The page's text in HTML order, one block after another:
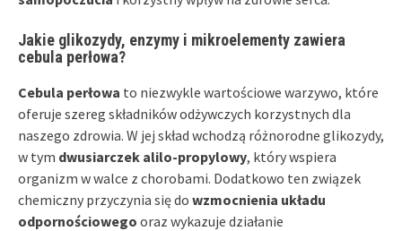
Jakie glikozydy, enzymy i mikroelementy zawiera
cebula perłowa?
Cebula perłowa to niezwykle wartościowe warzywo, które
oferuje szereg składników odżywczych korzystnych dla
naszego zdrowia. W jej skład wchodzą różnorodne glikozydy,
w tym dwusiarczek alilo-propylowy, który wspiera
organizm w walce z chorobami. Dodatkowo ten związek
chemiczny przyczynia się do wzmocnienia układu
odpornościowego oraz wykazuje działanie